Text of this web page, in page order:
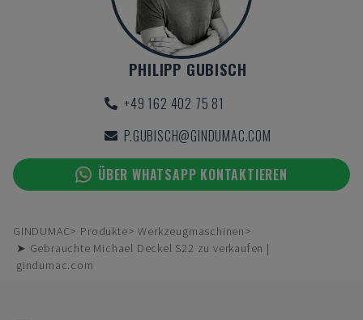
PHILIPP GUBISCH
+49 162 402 75 81
P.GUBISCH@GINDUMAC.COM
ÜBER WHATSAPP KONTAKTIEREN
GINDUMAC Produkte
Werkzeugmaschinen
➤ Gebrauchte Michael Deckel S22 zu verkaufen |
gindumac.com